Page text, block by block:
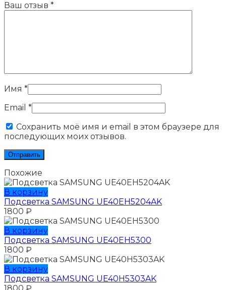
Ваш отзыв *
Имя *
Email *
Сохранить моё имя и email в этом браузере для
последующих моих отзывов.
Похожие
В корзину
Подсветка SAMSUNG UE40EH5204AK
1800 ₽
В корзину
Подсветка SAMSUNG UE40EH5300
1800 ₽
В корзину
Подсветка SAMSUNG UE40H5303AK